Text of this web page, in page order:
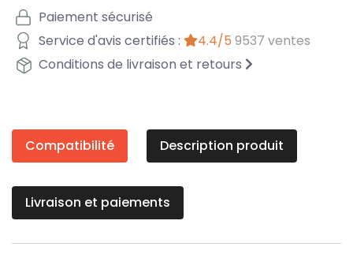
Paiement sécurisé
Service d'avis certifiés :
4.4/5 9537 ventes
Conditions de livraison et retours
Compatibilité Description produit
Livraison et paiements